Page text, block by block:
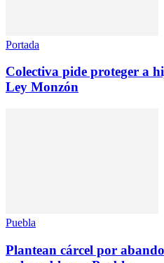
Portada
Colectiva pide proteger a
Ley Monzón
Puebla
Plantean cárcel por